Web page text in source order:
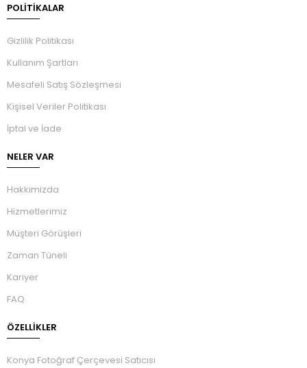
POLİTİKALAR
Gizlilik Politikası
Kullanım Şartları
Mesafeli Satış Sözleşmesi
Kişisel Veriler Politikası
İptal ve İade
NELER VAR
Hakkimizda
Hizmetlerimiz
Müşteri Görüşleri
Zaman Tüneli
Kariyer
FAQ
ÖZELLIKLER
Konya Fotoğraf Çerçevesi Satıcısı